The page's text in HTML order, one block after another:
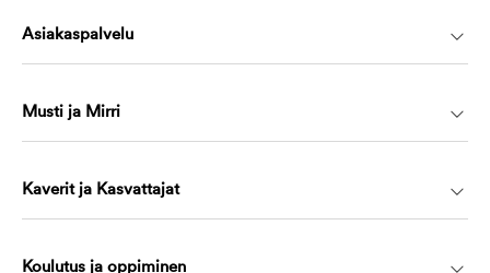
Asiakaspalvelu
Musti ja Mirri
Kaverit ja Kasvattajat
Koulutus ja oppiminen